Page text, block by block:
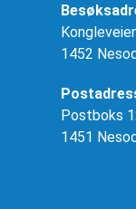
1452
Postboks
1451